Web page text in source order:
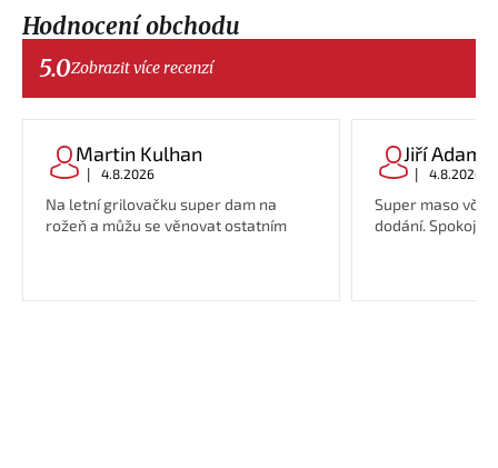
Hodnocení obchodu
5.0Zobrazit více recenzí
Martin Kulhan
| 4.8.2026
Na letní grilovačku super dam na
rožeň a můžu se věnovat ostatním
Jiří
| 4.8.2026
Super maso
dodání.